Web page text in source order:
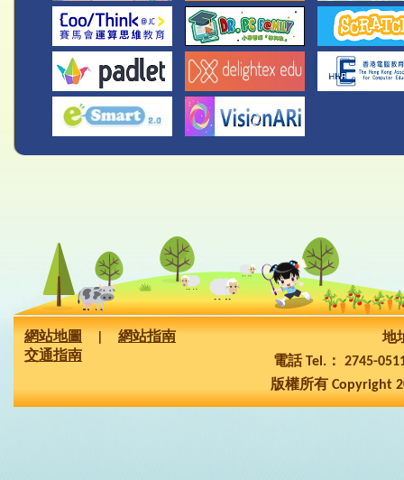
網站地圖
網站指南
交通指南
地
電話 Tel.： 2745-
版權所有 Copyright